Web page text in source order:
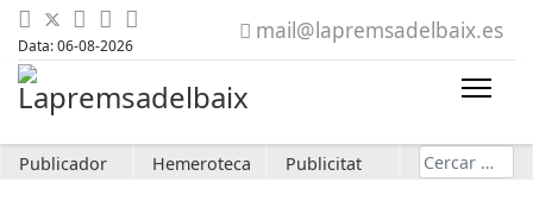
Data: 06-08-2026
mail@lapremsadelbaix.es
Publicador Hemeroteca Publicitat Cerca